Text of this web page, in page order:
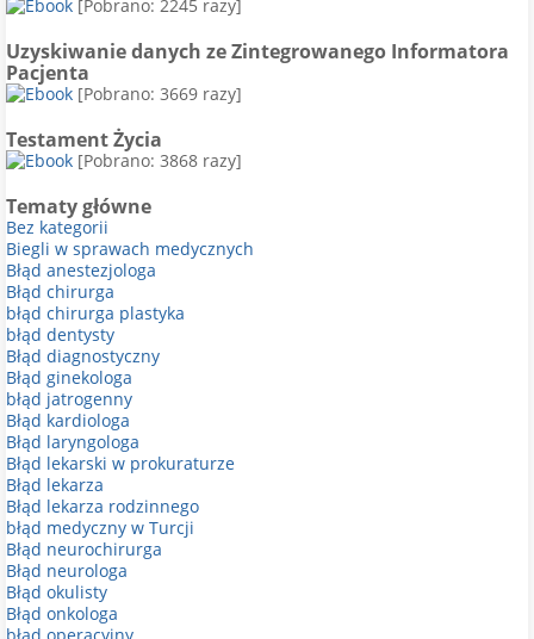
[Pobrano: 2245 razy]
Uzyskiwanie danych ze Zintegrowanego Informatora
Pacjenta
[Pobrano: 3669 razy]
Testament Życia
[Pobrano: 3868 razy]
Tematy główne
Bez kategorii
Biegli w sprawach medycznych
Błąd anestezjologa
Błąd chirurga
błąd chirurga plastyka
błąd dentysty
Błąd diagnostyczny
Błąd ginekologa
błąd jatrogenny
Błąd kardiologa
Błąd laryngologa
Błąd lekarski w prokuraturze
Błąd lekarza
Błąd lekarza rodzinnego
błąd medyczny w Turcji
Błąd neurochirurga
Błąd neurologa
Błąd okulisty
Błąd onkologa